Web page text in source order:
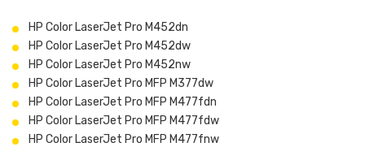
HP Color LaserJet Pro M452dn
HP Color LaserJet Pro M452dw
HP Color LaserJet Pro M452nw
HP Color LaserJet Pro MFP M377dw
HP Color LaserJet Pro MFP M477fdn
HP Color LaserJet Pro MFP M477fdw
HP Color LaserJet Pro MFP M477fnw